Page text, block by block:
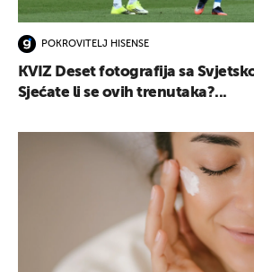
POKROVITELJ HISENSE
KVIZ Deset fotografija sa
Sjećate li se ovih trenutaka?...